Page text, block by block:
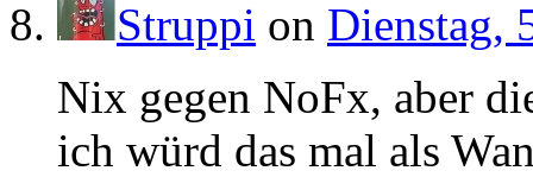
Struppi on Dienstag,
Nix gegen NoFx, aber
ich würd das mal als